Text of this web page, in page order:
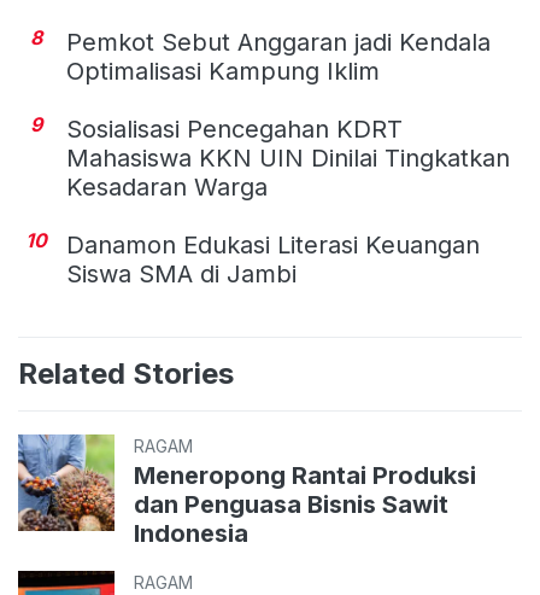
8
Pemkot Sebut Anggaran jadi Kendala
Optimalisasi Kampung Iklim
9
Sosialisasi Pencegahan KDRT
Mahasiswa KKN UIN Dinilai Tingkatkan
Kesadaran Warga
10
Danamon Edukasi Literasi Keuangan
Siswa SMA di Jambi
Related Stories
RAGAM
Meneropong Rantai Produksi
dan Penguasa Bisnis Sawit
Indonesia
RAGAM